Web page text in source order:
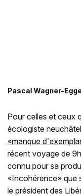
Pascal Wagner-
Pour celles et ceux
écologiste
«manque
récent voyage de
connu pour sa
«Incohérence» que
le président des